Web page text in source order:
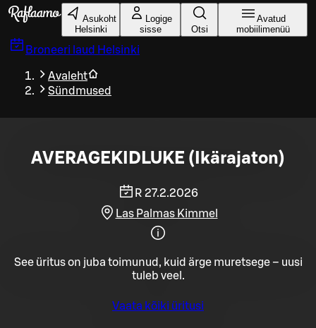
Liigu peamise sisu juurde
Asukoht
Helsinki
Logige
sisse
Otsi
Avatud
mobiilimenüü
Broneeri laud Helsinki
Avaleht
Sündmused
AVERAGEKIDLUKE (Ikärajaton)
R 27.2.2026
Las Palmas Kimmel
See üritus on juba toimunud, kuid ärge muretsege – uusi
tuleb veel.
Vaata kõiki üritusi